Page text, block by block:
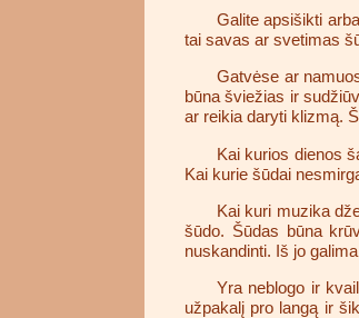
Galite apsišikti
tai savas ar svetimas
Gatvėse ar
būna šviežias ir
ar reikia daryti klizmą.
Kai kurios dienos
Kai kurie šūdai
Kai kuri muzika
šūdo. Šūdas būna
nuskandinti. Iš jo
Yra neblogo ir
užpakalį pro langą ir